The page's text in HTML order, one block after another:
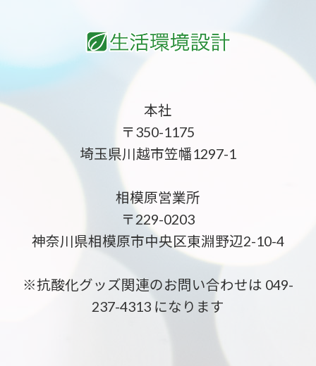
本社
〒350-1175
埼玉県川越市笠幡1297-1
相模原営業所
〒229-0203
神奈川県相模原市中央区東淵野辺2-10-4
※抗酸化グッズ関連のお問い合わせは 049-
237-4313 になります